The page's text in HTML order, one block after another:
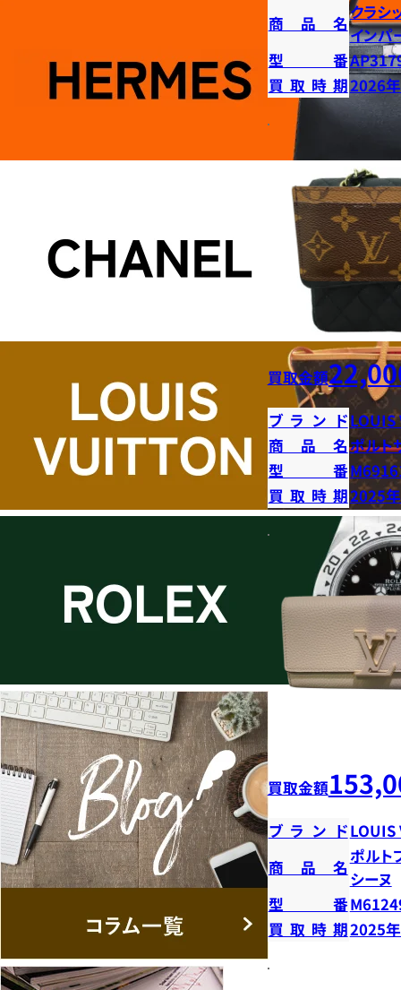
商品名
クラシ
インパ
型番
買取時期2026
買取金額
ブランドLOUIS
商品名ポルト
型番
買取時期2025
買取金額
ブランドLOUIS
商品名
ポルト
シーヌ
型番
買取時期2025